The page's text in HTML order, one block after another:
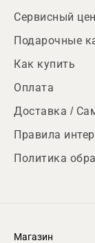
Сервисный
Подарочные
Как купить
Оплата
Доставка /
Правила
Политика
Магазин